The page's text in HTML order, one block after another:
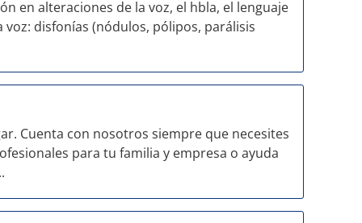
en alteraciones de la voz, el hbla, el lenguaje
disfonías (nódulos, pólipos, parálisis
Cuenta con nosotros siempre que necesites
para tu familia y empresa o ayuda